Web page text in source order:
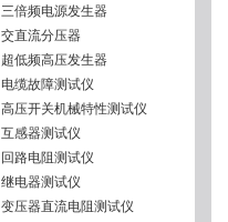
三倍频电源发生器
交直流分压器
超低频高压发生器
电缆故障测试仪
高压开关机械特性测试仪
互感器测试仪
回路电阻测试仪
继电器测试仪
变压器直流电阻测试仪